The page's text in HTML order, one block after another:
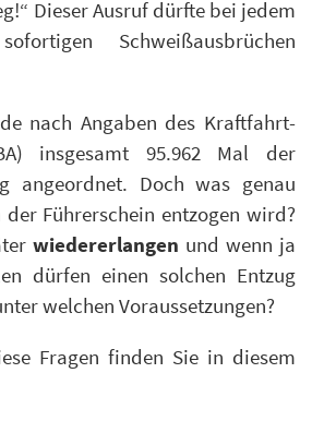
Dieser Ausruf dürfte bei jedem
Schweißausbrüchen
nach Angaben des Kraftfahrt-
insgesamt 95.962 Mal der
angeordnet. Doch was genau
Führerschein entzogen wird?
wiedererlangen und wenn ja
dürfen einen solchen Entzug
welchen Voraussetzungen?
Fragen finden Sie in diesem